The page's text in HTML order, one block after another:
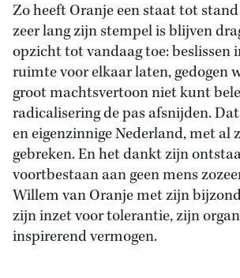
Zo heeft Oranje een staat tot
zeer lang zijn stempel is blijven
opzicht tot vandaag toe: beslissen
ruimte voor elkaar laten, gedogen
groot machtsvertoon niet kunt
radicalisering de pas afsnijden.
en eigenzinnige Nederland, met al
gebreken. En het dankt zijn
voortbestaan aan geen mens
Willem van Oranje met zijn
zijn inzet voor tolerantie, zijn
inspirerend vermogen.